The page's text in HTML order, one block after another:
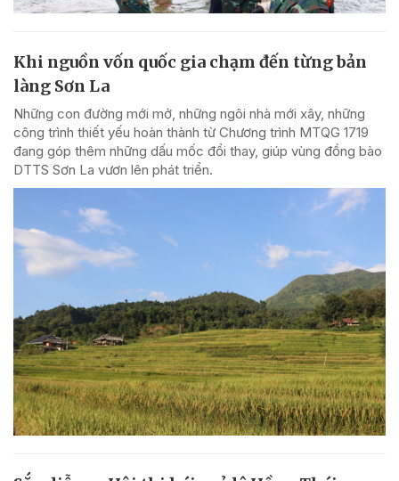
Khi nguồn vốn quốc gia chạm đến từng bản
làng Sơn La
Những con đường mới mở, những ngôi nhà mới xây, những
công trình thiết yếu hoàn thành từ Chương trình MTQG 1719
đang góp thêm những dấu mốc đổi thay, giúp vùng đồng bào
DTTS Sơn La vươn lên phát triển.